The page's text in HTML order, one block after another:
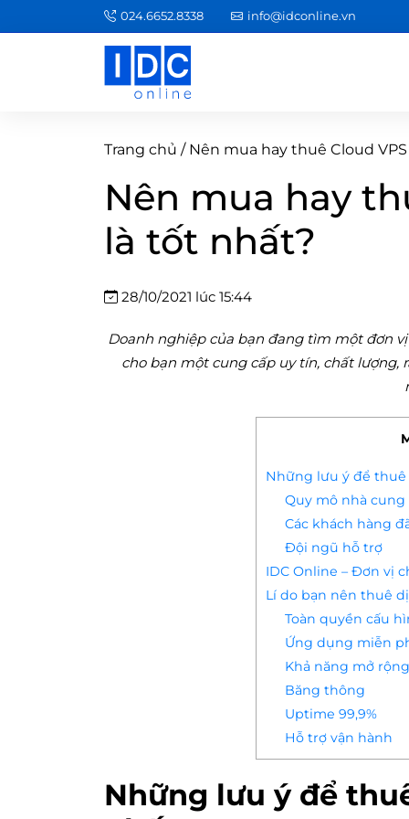
024.6652.8338 info@idconline.vn
Trang chủ / Nên mua hay thuê Cloud
Nên mua hay
là tốt nhất?
28/10/2021 lúc 15:44
Doanh nghiệp của bạn đang tìm một đơn
cho bạn một cung cấp uy tín, chất
Những lưu ý để thuê
Quy mô nhà cung
Các khách hàng
Đội ngũ hỗ trợ
IDC Online – Đơn vị
Lí do bạn nên thuê
Toàn quyền cấu
Ứng dụng miễn
Khả năng mở
Băng thông
Uptime 99,9%
Hỗ trợ vận hành
Những lưu ý để